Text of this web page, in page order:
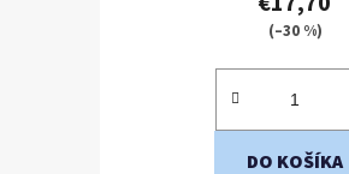
(–30 %)
DO KOŠÍKA